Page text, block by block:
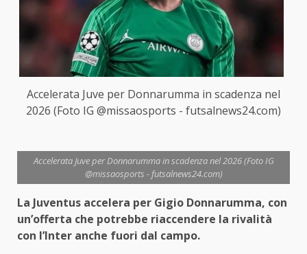
Accelerata Juve per Donnarumma in scadenza nel
2026 (Foto IG @missaosports - futsalnews24.com)
Accelerata Juve per Donnarumma in scadenza nel 2026 (Foto IG
@missaosports - futsalnews24.com)
La Juventus accelera per Gigio Donnarumma, con
un’offerta che potrebbe riaccendere la rivalità
con l’Inter anche fuori dal campo.